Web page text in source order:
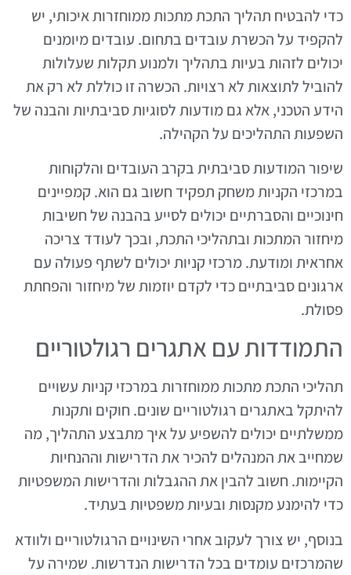
כדי להבטיח תהליך התכת מתכות ממוחזרות איכותי, יש
להקפיד על הכשרת עובדים בתחום. עובדים מיומנים
יכולים לזהות בעיות בתהליך ולמנוע תקלות שעלולות
להוביל לתוצאות לא רצויות. הכשרה זו כוללת לא רק את
הידע הטכני, אלא גם מודעות לסוגיות סביבתיות והבנה של
השפעות התהליכים על הקהילה.
שיפור המודעות סביבתית בקרב העובדים והלקוחות
במרכזי הקניות משחק תפקיד חשוב גם הוא. קמפיינים
חינוכיים והסברתיים יכולים לסייע בהבנה של חשיבות
מיחזור המתכות ובתהליכי התכת, ובכך לעודד צריכה
אחראית ומודעת. מרכזי קניות יכולים לשתף פעולה עם
ארגונים סביבתיים כדי לקדם יוזמות של מיחזור והפחתת
פסולת.
התמודדות עם אתגרים רגולטוריים
תהליכי התכת מתכות ממוחזרות במרכזי קניות עשויים
להיתקל באתגרים רגולטוריים שונים. חוקים ותקנות
ממשלתיים יכולים להשפיע על איך מתבצע התהליך, מה
שמחייב את המנהלים להכיר את הדרישות וההנחיות
הקיימות. חשוב להבין את ההגבלות והדרישות המשפטיות
כדי להימנע מקנסות ובעיות משפטיות בעתיד.
בנוסף, יש צורך לעקוב אחרי השינויים הרגולטוריים ולוודא
שהמרכזים עומדים בכל הדרישות הנדרשות. שמירה על